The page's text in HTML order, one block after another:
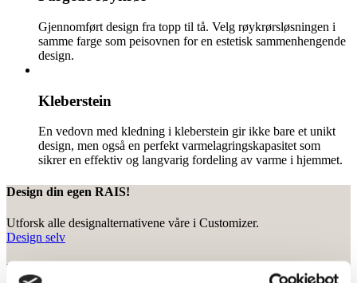
Gjennomført design fra topp til tå. Velg røykrørsløsningen i
samme farge som peisovnen for en estetisk sammenhengende
design.
Kleberstein
En vedovn med kledning i kleberstein gir ikke bare et unikt
design, men også en perfekt varmelagringskapasitet som
sikrer en effektiv og langvarig fordeling av varme i hjemmet.
Design din egen RAIS!
Utforsk alle designalternativene våre i Customizer.
Design selv
Behov for rådgivning?